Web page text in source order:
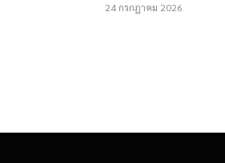
24 กรกฎาคม 2026